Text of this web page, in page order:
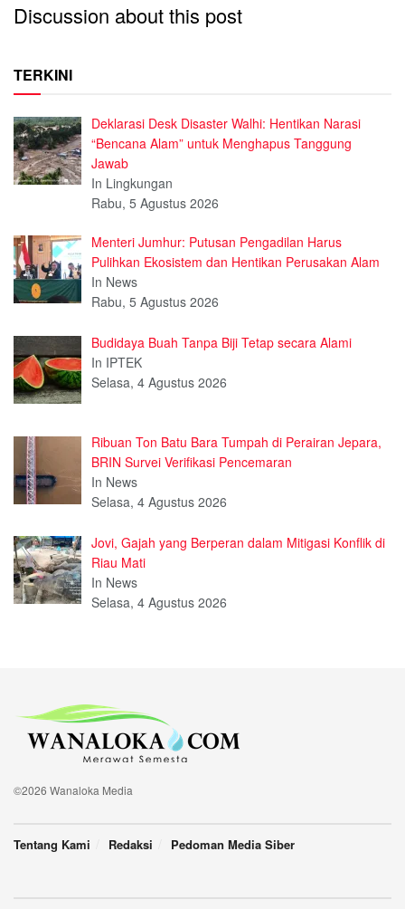
Discussion about this post
TERKINI
Deklarasi Desk Disaster Walhi: Hentikan Narasi
“Bencana Alam” untuk Menghapus Tanggung
Jawab
In Lingkungan
Rabu, 5 Agustus 2026
Menteri Jumhur: Putusan Pengadilan Harus
Pulihkan Ekosistem dan Hentikan Perusakan Alam
In News
Rabu, 5 Agustus 2026
Budidaya Buah Tanpa Biji Tetap secara Alami
In IPTEK
Selasa, 4 Agustus 2026
Ribuan Ton Batu Bara Tumpah di Perairan Jepara,
BRIN Survei Verifikasi Pencemaran
In News
Selasa, 4 Agustus 2026
Jovi, Gajah yang Berperan dalam Mitigasi Konflik di
Riau Mati
In News
Selasa, 4 Agustus 2026
©2026 Wanaloka Media
Tentang Kami Redaksi Pedoman Media Siber